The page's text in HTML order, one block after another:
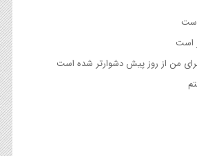
است
من از روز پیش دشوارتر شده است